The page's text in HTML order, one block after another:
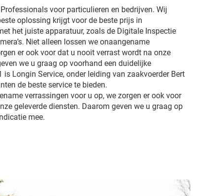
voor particulieren en bedrijven. Wij
oplossing krijgt voor de beste prijs in
het juiste apparatuur, zoals de Digitale Inspectie
Niet alleen lossen we onaangename
er ook voor dat u nooit verrast wordt na onze
we u graag op voorhand een duidelijke
Longin Service, onder leiding van zaakvoerder Bert
de beste service te bieden.
verrassingen voor u op, we zorgen er ook voor
geleverde diensten. Daarom geven we u graag op
mee.